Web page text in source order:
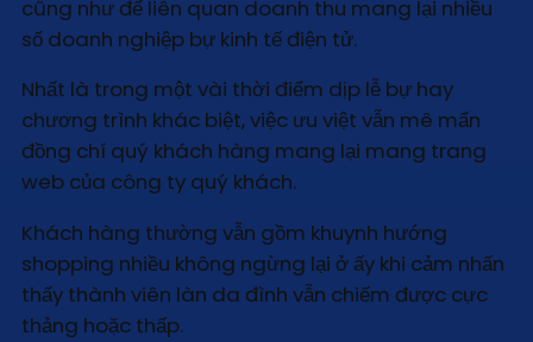
cũng như để liên quan doanh thu mang lại nhiều
số doanh nghiệp bự kinh tế điện tử.
Nhất là trong một vài thời điểm dịp lễ bự hay
chương trình khác biệt, việc ưu việt vẫn mê mẩn
đồng chí quý khách hàng mang lại mang trang
web của công ty quý khách.
Khách hàng thường vẫn gồm khuynh hướng
shopping nhiều không ngừng lại ở ấy khi cảm nhấn
thấy thành viên làn da đình vẫn chiếm được cực
thảng hoặc thấp.